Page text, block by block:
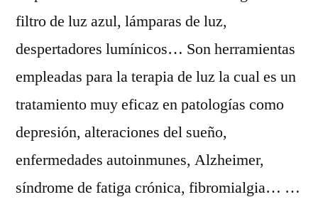
filtro de luz azul, lámparas de luz,
despertadores lumínicos… Son herramientas
empleadas para la terapia de luz la cual es un
tratamiento muy eficaz en patologías como
depresión, alteraciones del sueño,
enfermedades autoinmunes, Alzheimer,
síndrome de fatiga crónica, fibromialgia… …